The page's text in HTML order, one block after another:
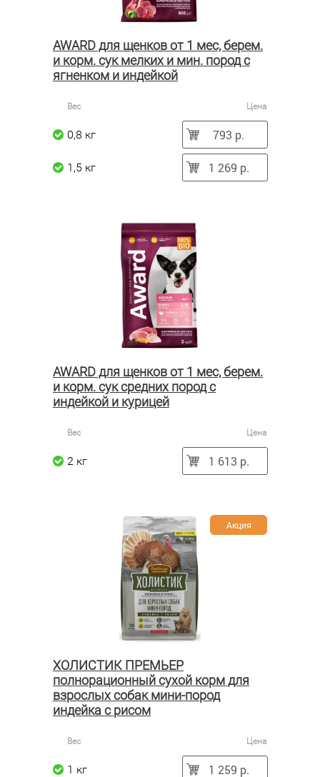
AWARD для щенков от 1 мес, берем.
и корм. сук мелких и мин. пород с
ягненком и индейкой
Вес Цена
0,8 кг 793 р.
1,5 кг 1 269 р.
AWARD для щенков от 1 мес, берем.
и корм. сук средних пород с
индейкой и курицей
Вес Цена
2 кг 1 613 р.
Акция
ХОЛИСТИК ПРЕМЬЕР
полнорационный сухой корм для
взрослых собак мини-пород
индейка с рисом
Вес Цена
1 кг 1 259 р.